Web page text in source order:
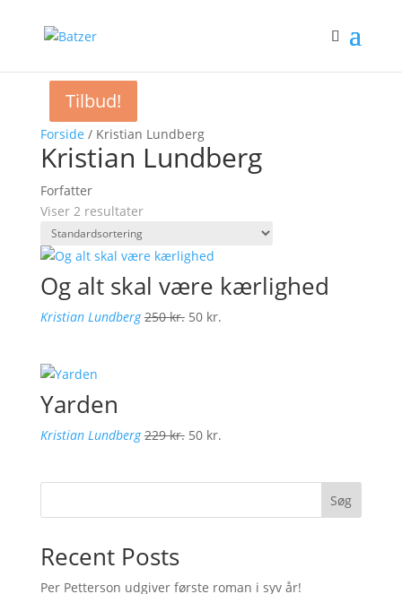
Forside / Kristian Lundberg
Kristian Lundberg
Forfatter
Viser 2 resultater
Tilbud!
Og alt skal være kærlighed
Kristian Lundberg 250kr. Den
50 kr.Den
Tilbud!
Yarden
Kristian Lundberg 229kr. Den
229 kr..
50 kr.Den
50 kr..
Søg
Recent Posts
Per Petterson udgiver første roman i syv år!